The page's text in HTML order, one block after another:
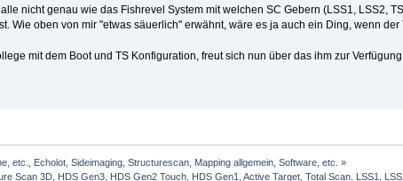
nicht genau wie das Fishrevel System mit welchen SC Gebern (LSS1, LSS2,
Wie oben von mir "etwas säuerlich" erwähnt, wäre es ja auch ein Ding, wenn
mit dem Boot und TS Konfiguration, freut sich nun über das ihm zur
etc., Echolot, Sideimaging, Structurescan, Mapping allgemein, Software, etc. »
Scan 3D, HDS Gen3, HDS Gen2 Touch, HDS Gen1, Active Target, Total Scan, LSS1,